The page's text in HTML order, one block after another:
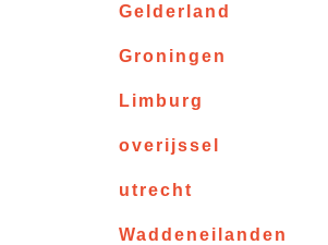
Gelderland
Groningen
Limburg
overijssel
utrecht
Waddeneilanden